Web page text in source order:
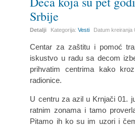
Srbije
Detalji Kategorija:Vesti Datum kreiranja
Centar za zaštitu i pomoć
iskustvo u radu sa decom
prihvatim centrima kako
radionice.
U centru za azil u Krnjači 01.
ratnim zonama i tamo
Pitamo ih ko su im uzori i